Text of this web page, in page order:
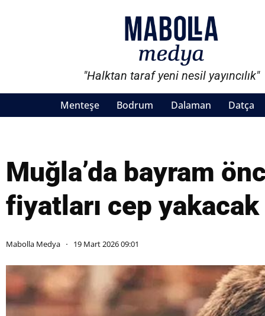
"Halktan taraf yeni nesil yayıncılık"
Menteşe Bodrum Dalaman Datça
Muğla’da bayram
fiyatları cep yakacak
Mabolla Medya 19 Mart 2026 09:01